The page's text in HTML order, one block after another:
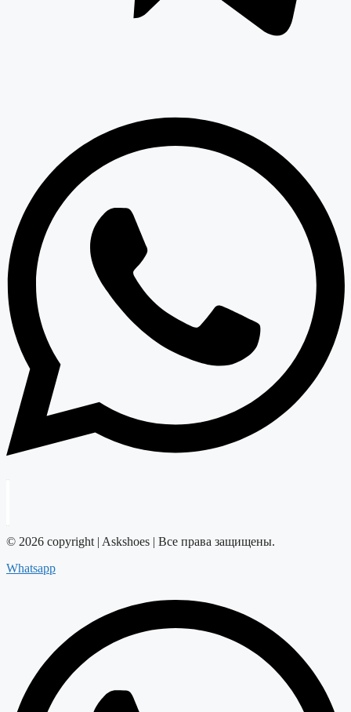
© 2026 copyright | Askshoes | Все права защищены.
Whatsapp